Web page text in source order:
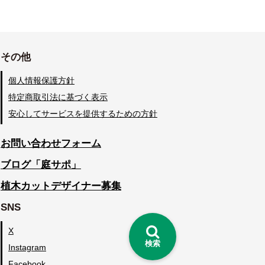
検索
その他
個人情報保護方針
特定商取引法に基づく表示
安心してサービスを提供するための方針
お問い合わせフォーム
ブログ「庭サポ」
植木カットデザイナー募集
SNS
X
Instagram